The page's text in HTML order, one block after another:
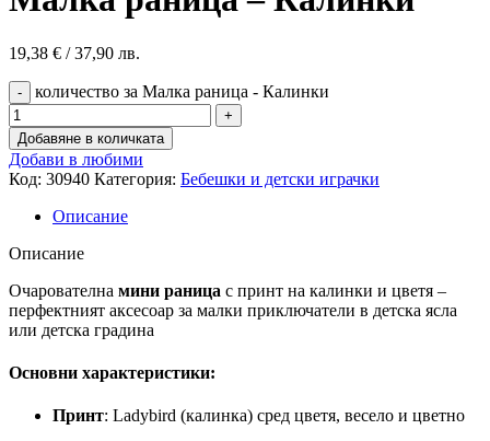
19,38 € / 37,90 лв.
количество за Малка раница - Калинки
Добавяне в количката
Добави в любими
Код: 30940 Категория: Бебешки и детски играчки
Описание
Описание
Очарователна мини раница с принт на калинки и цветя –
перфектният аксесоар за малки приключатели в детска ясла
или детска градина
Основни характеристики:
Принт: Ladybird (калинка) сред цветя, весело и цветно